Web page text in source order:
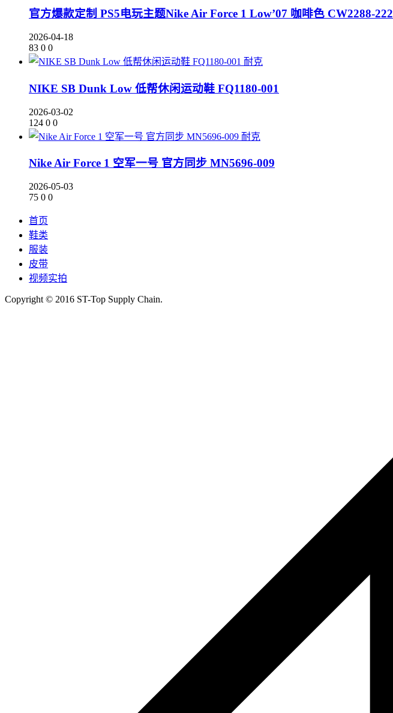
官方爆款定制 PS5电玩主题Nike Air Force 1 Low’07 咖啡色 CW2288-222
2026-04-18
83 0 0
耐克
NIKE SB Dunk Low 低帮休闲运动鞋 FQ1180-001
2026-03-02
124 0 0
耐克
Nike Air Force 1 空军一号 官方同步 MN5696-009
2026-05-03
75 0 0
首页
鞋类
服装
皮带
视频实拍
Copyright © 2016 ST-Top Supply Chain.